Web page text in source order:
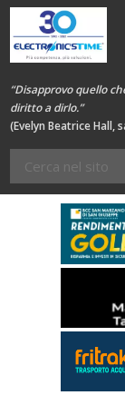
“Disapprovo quello
diritto a dirlo.”
(Evelyn Beatrice Hall,